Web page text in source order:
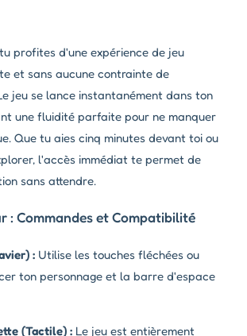
profites d'une expérience de jeu
et sans aucune contrainte de
jeu se lance instantanément dans ton
une fluidité parfaite pour ne manquer
Que tu aies cinq minutes devant toi ou
l'accès immédiat te permet de
sans attendre.
: Commandes et Compatibilité
: Utilise les touches fléchées ou
ton personnage et la barre d'espace
(Tactile) : Le jeu est entièrement